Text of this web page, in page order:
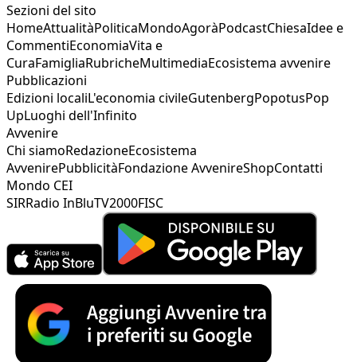
Sezioni del sito
HomeAttualitàPoliticaMondoAgoràPodcastChiesaIdee e
CommentiEconomiaVita e
CuraFamigliaRubricheMultimediaEcosistema avvenire
Pubblicazioni
Edizioni localiL'economia civileGutenbergPopotusPop
UpLuoghi dell'Infinito
Avvenire
Chi siamoRedazioneEcosistema
AvvenirePubblicitàFondazione AvvenireShopContatti
Mondo CEI
SIRRadio InBluTV2000FISC